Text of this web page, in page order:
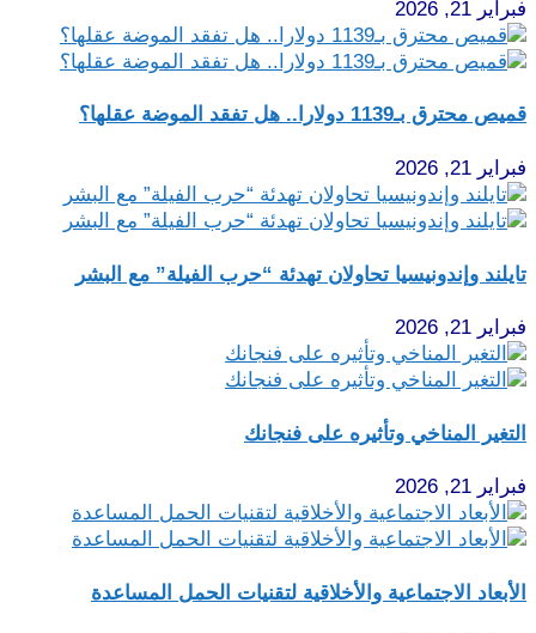
فبراير 21, 2026
قميص محترق بـ1139 دولارا.. هل تفقد الموضة عقلها؟
فبراير 21, 2026
تايلند وإندونيسيا تحاولان تهدئة “حرب الفيلة” مع البشر
فبراير 21, 2026
التغير المناخي وتأثيره على فنجانك
فبراير 21, 2026
الأبعاد الاجتماعية والأخلاقية لتقنيات الحمل المساعدة